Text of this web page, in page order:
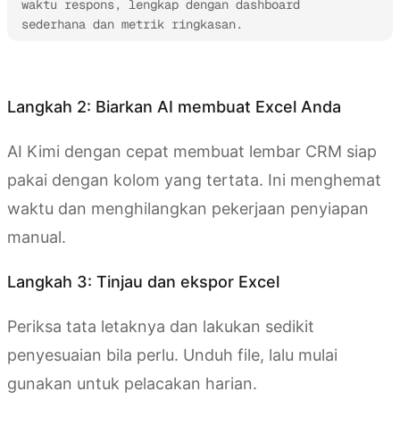
waktu respons, lengkap dengan dashboard
sederhana dan metrik ringkasan.
Langkah 2: Biarkan AI membuat Excel Anda
AI Kimi dengan cepat membuat lembar CRM siap
pakai dengan kolom yang tertata. Ini menghemat
waktu dan menghilangkan pekerjaan penyiapan
manual.
Langkah 3: Tinjau dan ekspor Excel
Periksa tata letaknya dan lakukan sedikit
penyesuaian bila perlu. Unduh file, lalu mulai
gunakan untuk pelacakan harian.